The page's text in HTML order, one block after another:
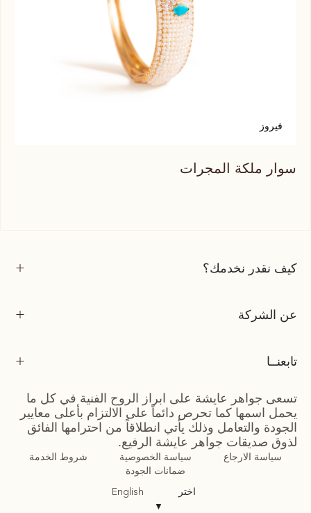
فيروز
سوار ملكة المجرات
كيف نقدر نخدمك؟
عن الشركة
تابعنــا
تسعى جواهر عايشة على ابراز الروح الفنية في كل ما
يحمل اسمها كما تحرص دائماً على الالتزام بأعلى معايير
الجودة والتعامل وذلك يأتي انطلاقاً من احترامها الفائق
لذوق صديقات جواهر عايشة الرفيع.
سياسة الارجاع سياسة الخصوصية
شروط الخدمة
ضمانات الجودة
اختر
▼
English